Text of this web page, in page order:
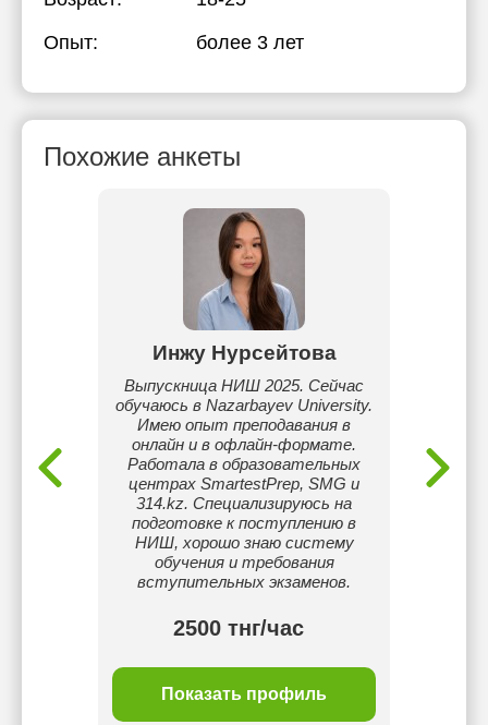
Опыт:
более 3 лет
Похожие анкеты
Инжу Нурсейтова
Выпускница НИШ 2025. Сейчас
обучаюсь в Nazarbayev University.
Имею опыт преподавания в
онлайн и в офлайн-формате.
Работала в образовательных
центрах SmartestPrep, SMG и
314.kz. Специализируюсь на
подготовке к поступлению в
НИШ, хорошо знаю систему
обучения и требования
вступительных экзаменов.
2500 тнг/час
Показать профиль
опыт